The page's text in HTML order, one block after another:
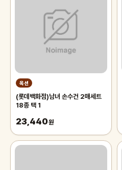
옥션
(롯데백화점)남녀 손수건 2매세트
18종 택 1
23,440원